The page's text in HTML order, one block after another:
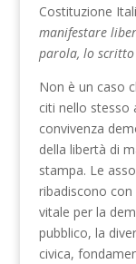
Costituzione
manifestare
parola, lo scritto
Non è un caso
citi nello stesso
convivenza
della libertà di
stampa. Le
ribadiscono
vitale per la
pubblico, la
civica,